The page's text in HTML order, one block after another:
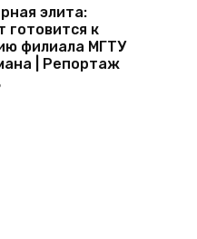
элита:
готовится к
филиала МГТУ
| Репортаж